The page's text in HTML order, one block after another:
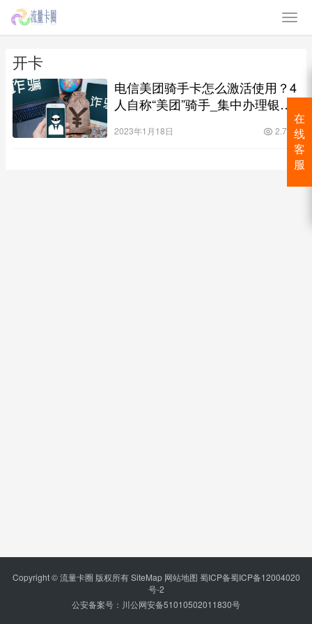
开卡
电信美团骑手卡怎么激活使用？4
人自称“美团”骑手_集中办理银行
2023年1月18日 2.7K
在
线
客
服
Copyright © 流量卡圈 版权所有SiteMap 网站地图 蜀ICP备蜀ICP备12004020
号-2
公安备案号：川公网安备51010502011830号